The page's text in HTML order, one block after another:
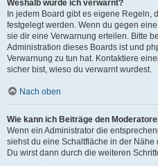
Weshalb wurde ich verwarnt?
In jedem Board gibt es eigene Regeln,
festgelegt werden. Wenn du gegen
sie dir eine Verwarnung erteilen. Bitte
Administration dieses Boards ist und
Verwarnung zu tun hat. Kontaktiere
sicher bist, wieso du verwarnt wurdest.
Nach oben
Wie kann ich Beiträge den
Wenn ein Administrator die
siehst du eine Schaltfläche in der
Du wirst dann durch die weiteren